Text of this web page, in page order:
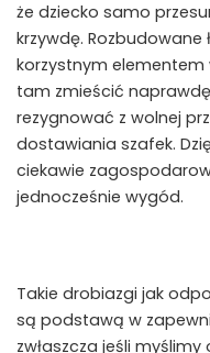
że dziecko samo
krzywdę.
korzystnym
tam zmieścić
rezygnować z wolnej
dostawiania szafek.
ciekawie
jednocześnie wygód.
Takie drobiazgi jak
są podstawą w
zwłaszcza jeśli